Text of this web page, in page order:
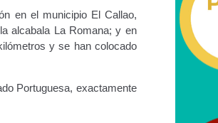
Frecuente Servicios Conexos
de Carga Transporte Internacional
Recuperados Depositados en
en el municipio El Callao,
alcabala La Romana; y en
y se han colocado
Portuguesa, exactamente